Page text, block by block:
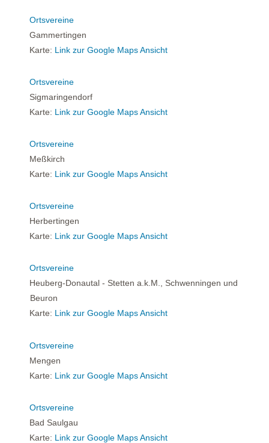
Ortsvereine
Gammertingen
Karte: Link zur Google Maps Ansicht
Ortsvereine
Sigmaringendorf
Karte: Link zur Google Maps Ansicht
Ortsvereine
Meßkirch
Karte: Link zur Google Maps Ansicht
Ortsvereine
Herbertingen
Karte: Link zur Google Maps Ansicht
Ortsvereine
Heuberg-Donautal - Stetten a.k.M., Schwenningen und
Beuron
Karte: Link zur Google Maps Ansicht
Ortsvereine
Mengen
Karte: Link zur Google Maps Ansicht
Ortsvereine
Bad Saulgau
Karte: Link zur Google Maps Ansicht